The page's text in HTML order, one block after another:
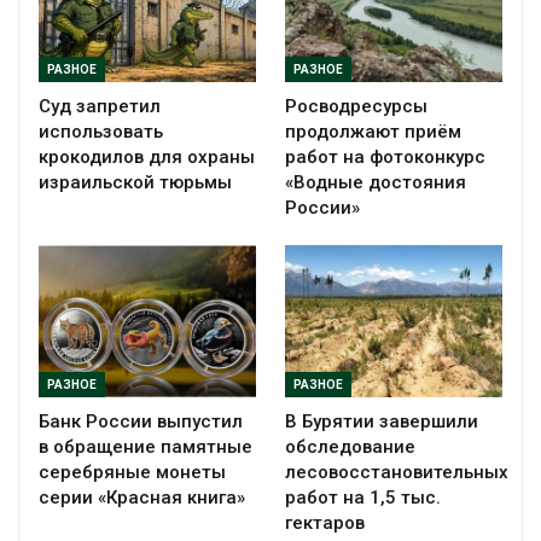
РАЗНОЕ
Суд запретил
использовать
крокодилов для охраны
израильской тюрьмы
РАЗНОЕ
Росводресурсы
продолжают приём
работ на фотоконкурс
«Водные достояния
России»
РАЗНОЕ
Банк России выпустил
в обращение памятные
серебряные монеты
серии «Красная книга»
РАЗНОЕ
В Бурятии завершили
обследование
лесовосстановительных
работ на 1,5 тыс.
гектаров